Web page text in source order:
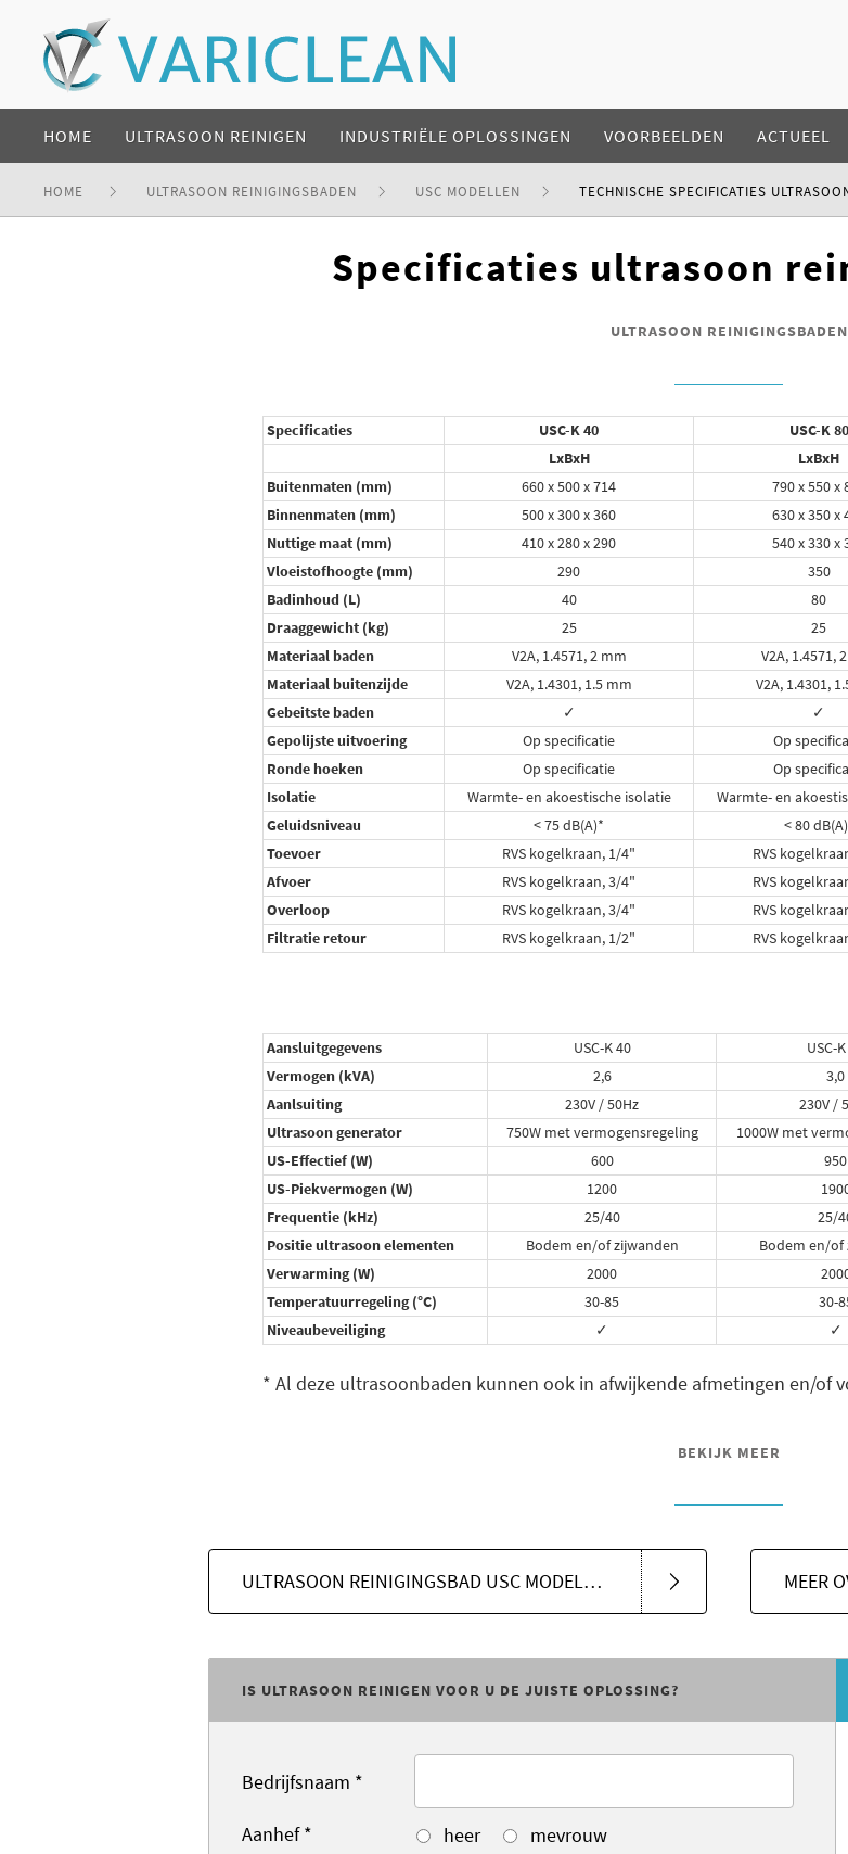
HOME ULTRASOON REINIGEN INDUSTRIËLE OPLOSSINGEN VOORBEELDEN ACTUEEL
HOME ULTRASOON REINIGINGSBADEN USC MODELLEN TECHNISCHE SPECIFICATIES
Specificaties ultrasoon
ULTRASOON REINIGINGSBADEN
Specificaties USC-K 40 USC-K 80
LxBxH
LxBxH
Buitenmaten (mm)
660 x 500 x 714 790 x 550 x
Binnenmaten (mm)
500 x 300 x 360 630 x 350 x
Nuttige maat (mm)
410 x 280 x 290 540 x 330 x
Vloeistofhoogte (mm)
290 350
Badinhoud (L)
40 80
Draaggewicht (kg)
25 25
Materiaal baden
V2A, 1.4571, 2 mm V2A, 1.4571,
Materiaal buitenzijde
V2A, 1.4301, 1.5 mm V2A, 1.4301,
Gebeitste baden
✓ ✓
Gepolijste uitvoering
Op specificatie Op
Ronde hoeken
Op specificatie Op
Isolatie
Warmte- en akoestische isolatie Warmte- en
Geluidsniveau
< 75 dB(A)* < 80
Toevoer
RVS kogelkraan, 1/4" RVS
Afvoer
RVS kogelkraan, 3/4" RVS
Overloop
RVS kogelkraan, 3/4" RVS
Filtratie retour
RVS kogelkraan, 1/2" RVS
Aansluitgegevens USC-K 40 USC-
Vermogen (kVA)
2,6 3,0
Aanlsuiting
230V / 50Hz 230V /
Ultrasoon generator
750W met vermogensregeling 1000W met
US-Effectief (W)
600 950
US-Piekvermogen (W)
1200
Frequentie (kHz)
25/40 25/
Positie ultrasoon elementen
Bodem en/of zijwanden Bodem en/of
Verwarming (W)
2000
Temperatuurregeling (°C)
30-85 30-
Niveaubeveiliging
✓ ✓
* Al deze ultrasoonbaden kunnen ook in afwijkende afmetingen en/of
BEKIJK MEER
ULTRASOON REINIGINGSBAD USC MODELLEN MEER
IS ULTRASOON REINIGEN VOOR U DE JUISTE OPLOSSING?
Bedrijfsnaam *
Aanhef* heer mevrouw